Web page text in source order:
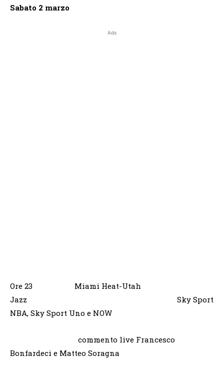
Sabato 2 marzo
Ads
Ore 23 Miami Heat-Utah
Jazz Sky Sport
NBA, Sky Sport Uno e NOW
commento live Francesco
Bonfardeci e Matteo Soragna